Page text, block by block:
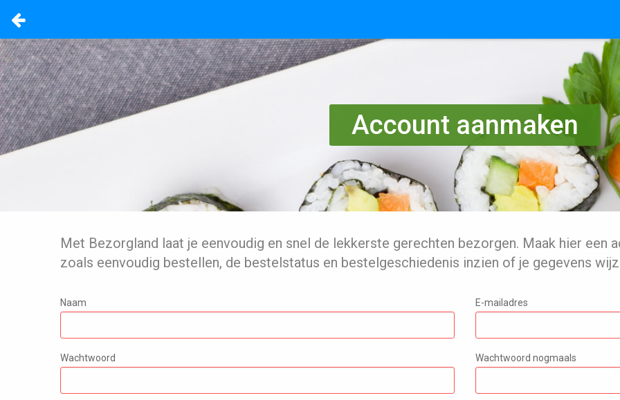
Account aanmaken
Met Bezorgland laat je eenvoudig en snel de lekkerste gerechten bezorgen. Maak hier een
zoals eenvoudig bestellen, de bestelstatus en bestelgeschiedenis inzien of je gegevens
Naam E-mailadres
Wachtwoord Wachtwoord nogmaals